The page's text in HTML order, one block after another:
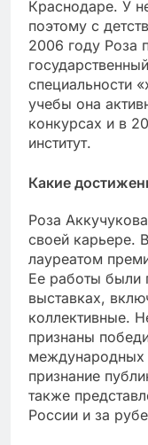
Краснодаре. У
поэтому с
2006 году Роза
специальности
учебы она
конкурсах и в
институт.
Какие
Роза
своей карьере.
лауреатом
Ее работы были
выставках,
коллективные.
признаны
международных
признание
также
России и за